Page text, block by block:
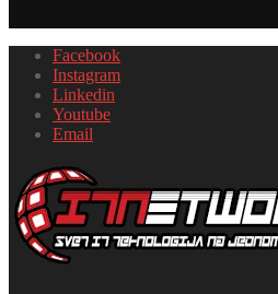
Facebook
Instagram
Linkedin
Youtube
Email